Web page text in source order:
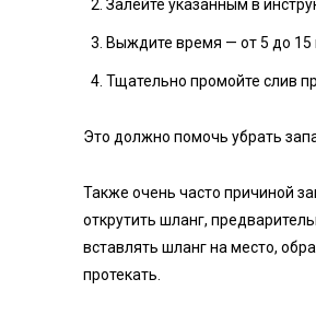
Залейте указанным в
Выждите время — от 5 до 15
Тщательно промойте слив
Это должно помочь убрать
Также очень часто причиной
открутить шланг,
вставлять шланг на место,
протекать.